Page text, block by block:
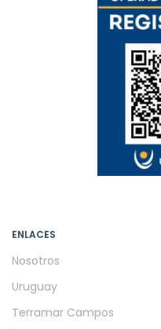
ENLACES
Nosotros
Uruguay
Terramar Campos